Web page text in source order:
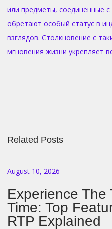
или предметы, соединенные
обретают особый статус в
взглядов. Столкновение с
мгновения жизни укрепляет
у
ы
к
с
Related Posts
August 10, 2026
Experience The
Time: Top
RTP Explained